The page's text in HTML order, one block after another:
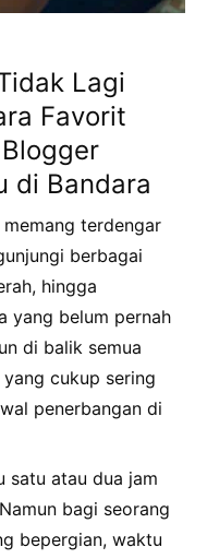
Lagi
Favorit
di Bandara
terdengar
berbagai
hingga
yang belum pernah
di balik semua
cukup sering
penerbangan di
satu atau dua jam
bagi seorang
bepergian, waktu